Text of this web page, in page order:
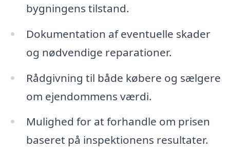
bygningens tilstand.
Dokumentation af eventuelle skader
og nødvendige reparationer.
Rådgivning til både købere og sælgere
om ejendommens værdi.
Mulighed for at forhandle om prisen
baseret på inspektionens resultater.